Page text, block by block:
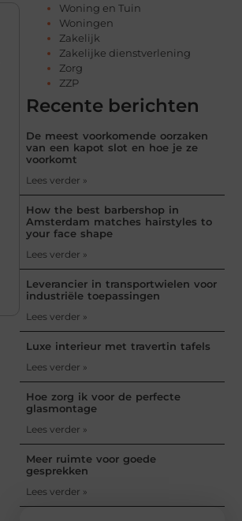
Woning en Tuin
Woningen
Zakelijk
Zakelijke dienstverlening
Zorg
ZZP
Recente berichten
De meest voorkomende oorzaken
van een kapot slot en hoe je ze
voorkomt
Lees verder »
How the best barbershop in
Amsterdam matches hairstyles to
your face shape
Lees verder »
Leverancier in transportwielen voor
industriële toepassingen
Lees verder »
Luxe interieur met travertin tafels
Lees verder »
Hoe zorg ik voor de perfecte
glasmontage
Lees verder »
Meer ruimte voor goede
gesprekken
Lees verder »